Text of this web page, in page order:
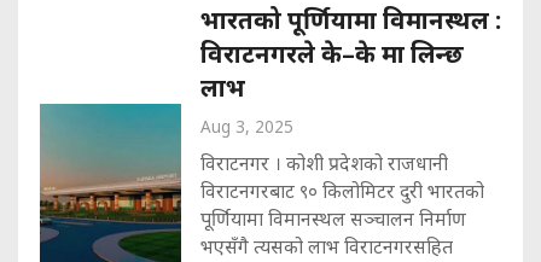
भारतको पूर्णियामा विमानस्थल :
विराटनगरले के–के मा लिन्छ
लाभ
Aug 3, 2025
विराटनगर । कोशी प्रदेशको राजधानी
विराटनगरबाट ९० किलोमिटर दुरी भारतको
पूर्णियामा विमानस्थल सञ्चालन निर्माण
भएसँगै त्यसको लाभ विराटनगरसहित